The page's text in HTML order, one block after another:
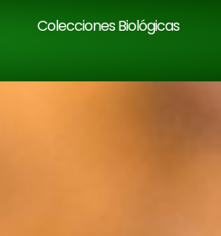
Colecciones Biológicas